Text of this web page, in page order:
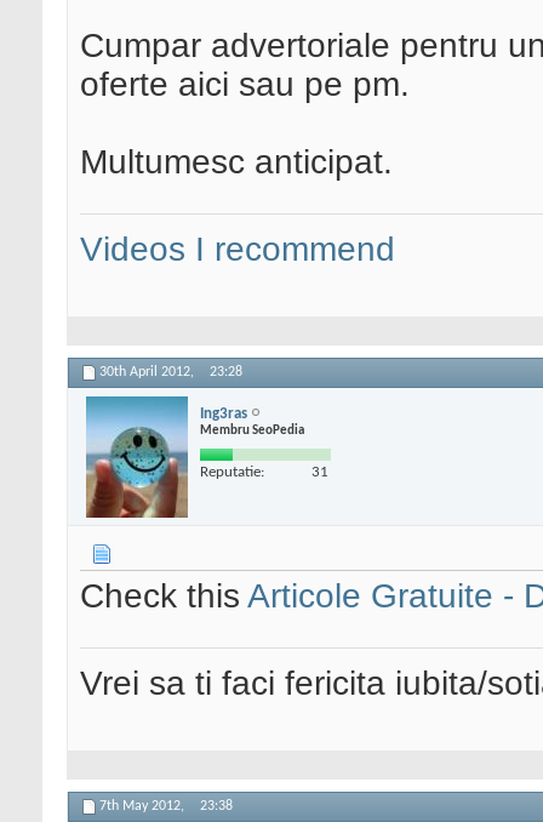
Cumpar advertoriale pentru
oferte aici sau pe pm.
Multumesc anticipat.
Videos I recommend
30th April 2012, 23:28
Ing3ras
Membru SeoPedia
Reputatie: 31
Check this Articole Gratuite -
Vrei sa ti faci fericita iubita/
7th May 2012, 23:38